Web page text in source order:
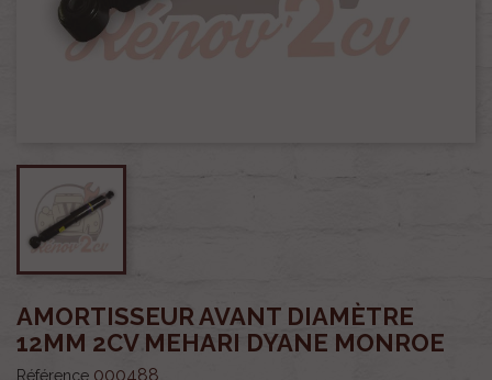
AMORTISSEUR AVANT DIAMÈTRE
12MM 2CV MEHARI DYANE MONROE
Référence 000488